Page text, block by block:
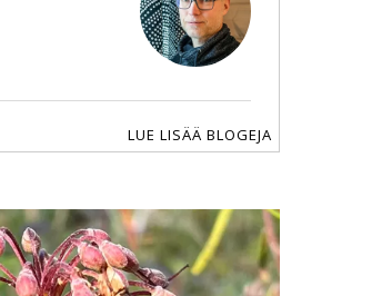
LUE LISÄÄ BLOGEJA